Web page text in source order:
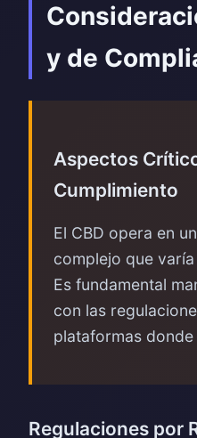
y de
Aspectos
Cumplimiento
El CBD opera en
complejo que
Es fundamental
con las
plataformas
Regulaciones por